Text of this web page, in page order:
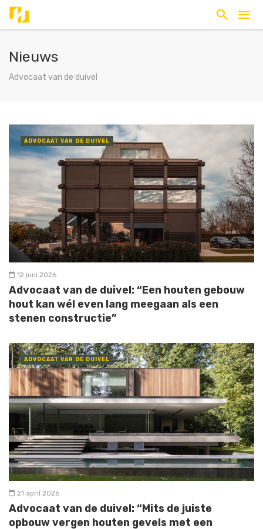
Nieuws
Advocaat van de duivel
ADVOCAAT VAN DE DUIVEL
12 juni 2026
Advocaat van de duivel: “Een houten gebouw
hout kan wél even lang meegaan als een
stenen constructie”
ADVOCAAT VAN DE DUIVEL
21 april 2026
Advocaat van de duivel: “Mits de juiste
opbouw vergen houten gevels met een